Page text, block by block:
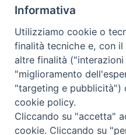
IMMIGRATI E RIFUGIATI
MIGRANTES TORINO
NUOVI ITALIANI
PAPA FRANCESCO
Migrantes Online
Informativa
Utilizziamo cookie o
finalità tecniche e, con
altre finalità
"miglioramento
"targeting e pubblicità")
cookie policy.
Cliccando su "accetta"
cookie. Cliccando su